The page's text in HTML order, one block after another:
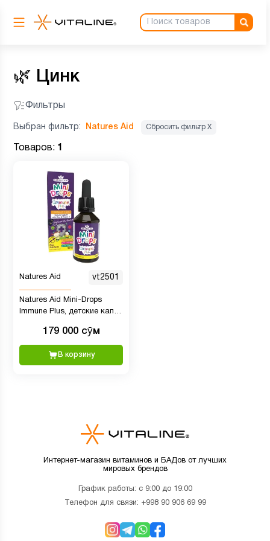
🌿 Цинк
Фильтры
Выбран фильтр: Natures Aid Сбросить фильтр Х
Товаров: 1
Natures Aid vt2501
Natures Aid Mini-Drops
Immune Plus, детские капли
179 000 сӯм
В корзину
Интернет-магазин витаминов и БАДов от лучших
мировых брендов
График работы: с 9:00 до 19:00
Телефон для связи: +998 90 906 69 99